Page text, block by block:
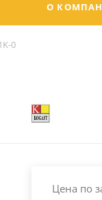
О
0
Цена по